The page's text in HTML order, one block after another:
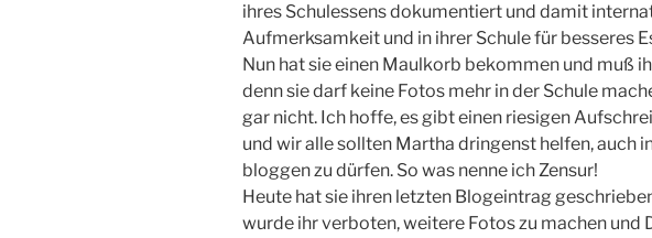
ihres Schulessens dokumentiert und damit
Aufmerksamkeit und in ihrer Schule für besseres
Nun hat sie einen Maulkorb bekommen und muß
denn sie darf keine Fotos mehr in der Schule
gar nicht. Ich hoffe, es gibt einen riesigen
und wir alle sollten Martha dringenst helfen, auch
bloggen zu dürfen. So was nenne ich Zensur!
Heute hat sie ihren letzten Blogeintrag
wurde ihr verboten, weitere Fotos zu machen und